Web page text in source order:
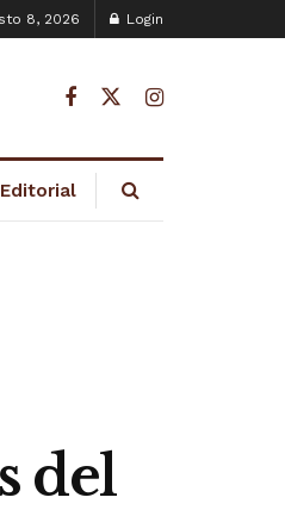
8, 2026 Login
Editorial
del